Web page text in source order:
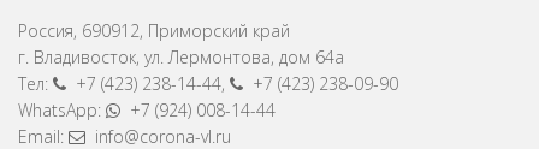
Россия, 690912, Приморский край
г. Владивосток, ул. Лермонтова, дом 64a
Тел:
+7 (423) 238-14-44,
+7 (423) 238-09-90
WhatsApp:
+7 (924) 008-14-44
Email:
info@corona-vl.ru